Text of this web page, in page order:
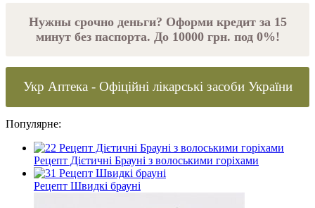
Нужны срочно деньги? Оформи кредит за 15
минут без паспорта. До 10000 грн. под 0%!
Укр Аптека - Офіційні лікарські засоби України
Популярне:
Рецепт Дієтичні Брауні з волоськими горіхами
Рецепт Швидкі брауні